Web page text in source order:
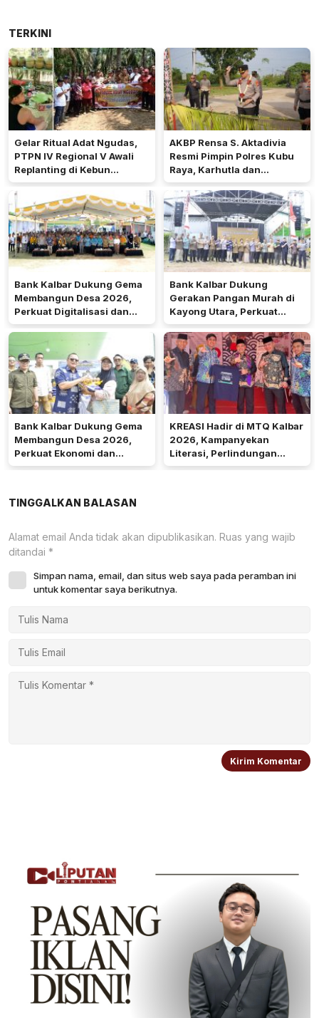
TERKINI
Gelar Ritual Adat Ngudas,
PTPN IV Regional V Awali
Replanting di Kebun
Kembayan
AKBP Rensa S. Aktadivia
Resmi Pimpin Polres Kubu
Raya, Karhutla dan
Pelayanan Publik Jadi
Prioritas
Bank Kalbar Dukung Gema
Membangun Desa 2026,
Perkuat Digitalisasi dan
Ekonomi Desa Teluk Batang
Bank Kalbar Dukung
Gerakan Pangan Murah di
Kayong Utara, Perkuat
Akses Keuangan
Masyarakat
Bank Kalbar Dukung Gema
Membangun Desa 2026,
Perkuat Ekonomi dan
Kemandirian Desa di Kalbar
KREASI Hadir di MTQ Kalbar
2026, Kampanyekan
Literasi, Perlindungan
Anak, dan Wajib Belajar 13
TINGGALKAN BALASAN
Alamat email Anda tidak akan dipublikasikan. Ruas yang wajib
ditandai *
Simpan nama, email, dan situs web saya pada peramban ini
untuk komentar saya berikutnya.